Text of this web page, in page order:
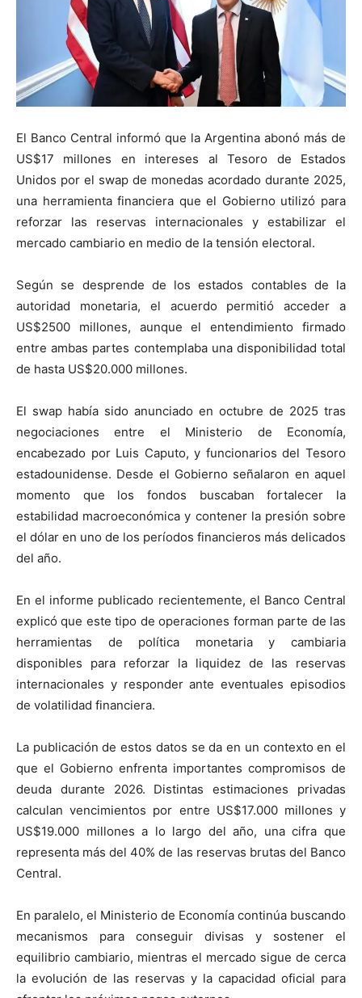
El Banco Central informó que la Argentina abonó más de
US$17 millones en intereses al Tesoro de Estados
Unidos por el swap de monedas acordado durante 2025,
una herramienta financiera que el Gobierno utilizó para
reforzar las reservas internacionales y estabilizar el
mercado cambiario en medio de la tensión electoral.
Según se desprende de los estados contables de la
autoridad monetaria, el acuerdo permitió acceder a
US$2500 millones, aunque el entendimiento firmado
entre ambas partes contemplaba una disponibilidad total
de hasta US$20.000 millones.
El swap había sido anunciado en octubre de 2025 tras
negociaciones entre el Ministerio de Economía,
encabezado por Luis Caputo, y funcionarios del Tesoro
estadounidense. Desde el Gobierno señalaron en aquel
momento que los fondos buscaban fortalecer la
estabilidad macroeconómica y contener la presión sobre
el dólar en uno de los períodos financieros más delicados
del año.
En el informe publicado recientemente, el Banco Central
explicó que este tipo de operaciones forman parte de las
herramientas de política monetaria y cambiaria
disponibles para reforzar la liquidez de las reservas
internacionales y responder ante eventuales episodios
de volatilidad financiera.
La publicación de estos datos se da en un contexto en el
que el Gobierno enfrenta importantes compromisos de
deuda durante 2026. Distintas estimaciones privadas
calculan vencimientos por entre US$17.000 millones y
US$19.000 millones a lo largo del año, una cifra que
representa más del 40% de las reservas brutas del Banco
Central.
En paralelo, el Ministerio de Economía continúa buscando
mecanismos para conseguir divisas y sostener el
equilibrio cambiario, mientras el mercado sigue de cerca
la evolución de las reservas y la capacidad oficial para